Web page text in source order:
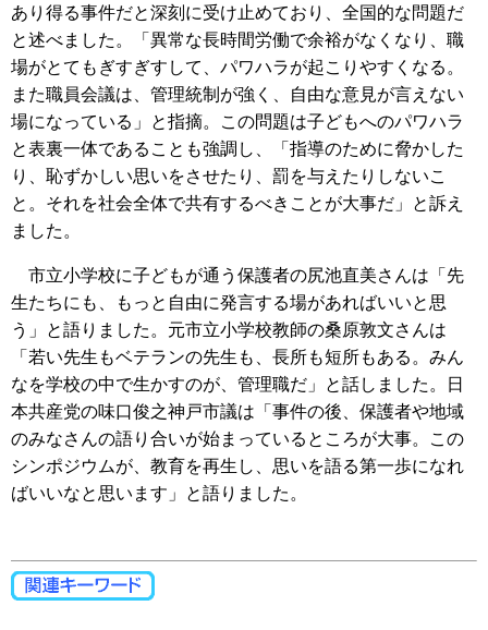
あり得る事件だと深刻に受け止めており、全国的な問題だ
と述べました。「異常な長時間労働で余裕がなくなり、職
場がとてもぎすぎすして、パワハラが起こりやすくなる。
また職員会議は、管理統制が強く、自由な意見が言えない
場になっている」と指摘。この問題は子どもへのパワハラ
と表裏一体であることも強調し、「指導のために脅かした
り、恥ずかしい思いをさせたり、罰を与えたりしないこ
と。それを社会全体で共有するべきことが大事だ」と訴え
ました。
市立小学校に子どもが通う保護者の尻池直美さんは「先
生たちにも、もっと自由に発言する場があればいいと思
う」と語りました。元市立小学校教師の桑原敦文さんは
「若い先生もベテランの先生も、長所も短所もある。みん
なを学校の中で生かすのが、管理職だ」と話しました。日
本共産党の味口俊之神戸市議は「事件の後、保護者や地域
のみなさんの語り合いが始まっているところが大事。この
シンポジウムが、教育を再生し、思いを語る第一歩になれ
ばいいなと思います」と語りました。